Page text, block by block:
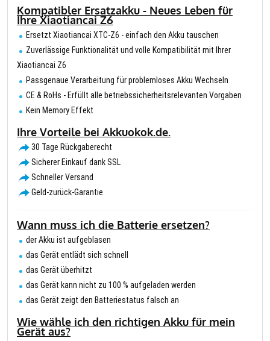
Kompatibler Ersatzakku - Neues Leben für
Ihre Xiaotiancai Z6
Ersetzt Xiaotiancai XTC-Z6 - einfach den Akku tauschen
Zuverlässige Funktionalität und volle Kompatibilität mit Ihrer
Xiaotiancai Z6
Passgenaue Verarbeitung für problemloses Akku Wechseln
CE & RoHs - Erfüllt alle betriebssicherheitsrelevanten Vorgaben
Kein Memory Effekt
Ihre Vorteile bei Akkuokok.de.
30 Tage Rückgaberecht
Sicherer Einkauf dank SSL
Schneller Versand
Geld-zurück-Garantie
Wann muss ich die Batterie ersetzen?
der Akku ist aufgeblasen
das Gerät entlädt sich schnell
das Gerät überhitzt
das Gerät kann nicht zu 100 % aufgeladen werden
das Gerät zeigt den Batteriestatus falsch an
Wie wähle ich den richtigen Akku für mein
Gerät aus?